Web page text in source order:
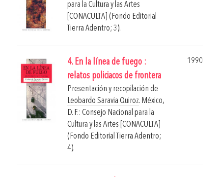
para la Cultura y las Artes
[CONACULTA] (Fondo Editorial
Tierra Adentro; 3).
4. En la línea de fuego :
relatos policiacos de frontera
1990
Presentación y recopilación de
Leobardo Saravia Quiroz. México,
D. F.: Consejo Nacional para la
Cultura y las Artes [CONACULTA]
(Fondo Editorial Tierra Adentro;
4).